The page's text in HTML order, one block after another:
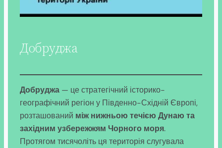
Добруджа
Добруджа — це стратегічний історико-
географічний регіон у Південно-Східній Європі,
розташований між нижньою течією Дунаю та
західним узбережжям Чорного моря.
Протягом тисячоліть ця територія слугувала